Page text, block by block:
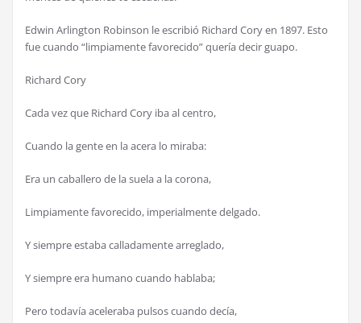
Edwin Arlington Robinson le escribió Richard Cory en 1897. Esto
fue cuando “limpiamente favorecido” quería decir guapo.
Richard Cory
Cada vez que Richard Cory iba al centro,
Cuando la gente en la acera lo miraba:
Era un caballero de la suela a la corona,
Limpiamente favorecido, imperialmente delgado.
Y siempre estaba calladamente arreglado,
Y siempre era humano cuando hablaba;
Pero todavía aceleraba pulsos cuando decía,